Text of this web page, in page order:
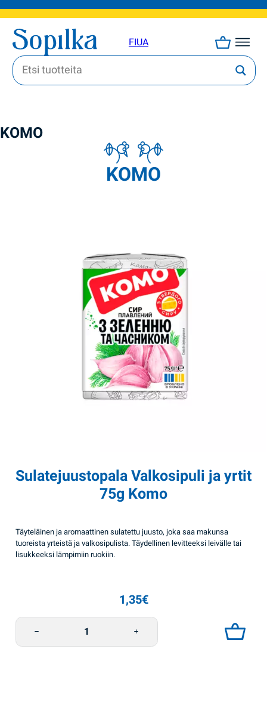
FIUA
KOMO
KOMO
Sulatejuustopala Valkosipuli ja yrtit
75g Komo
Täyteläinen ja aromaattinen sulatettu juusto, joka saa makunsa
tuoreista yrteistä ja valkosipulista. Täydellinen levitteeksi leivälle tai
lisukkeeksi lämpimiin ruokiin.
1,35€
Sulatejuustopala Valkosipuli ja yrtit 75g Komo määrä